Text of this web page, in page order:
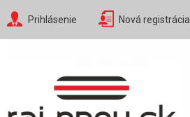
Prihlásenie Nová registrácia